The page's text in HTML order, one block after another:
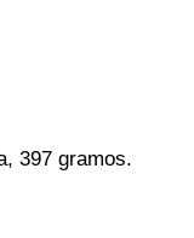
397 gramos.